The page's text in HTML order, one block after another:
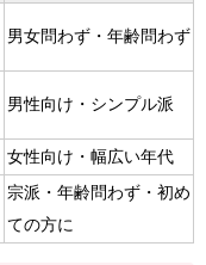
男女問わず・年齢問わず
男性向け・シンプル派
女性向け・幅広い年代
宗派・年齢問わず・初め
ての方に